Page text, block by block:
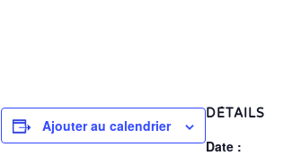
Ajouter au calendrier
DÉTAILS
Date :